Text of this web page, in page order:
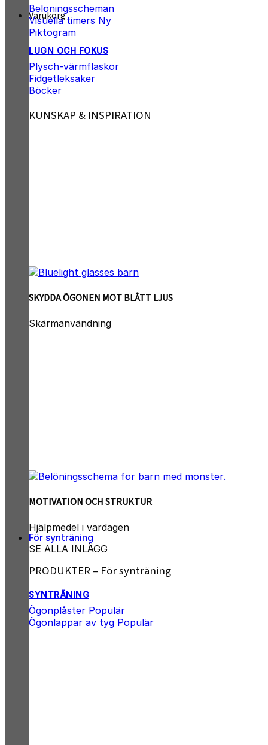
Varukorg
Belöningsscheman
Visuella timers
Piktogram
LUGN OCH FOKUS
Plysch-värmflaskor
Fidgetleksaker
Böcker
KUNSKAP & INSPIRATION
SKYDDA ÖGONEN MOT BLÅTT LJUS
Skärmanvändning
MOTIVATION OCH STRUKTUR
Hjälpmedel i vardagen
SE ALLA INLÄGG
För synträning
PRODUKTER – För synträning
SYNTRÄNING
Ögonplåster
Ögonlappar av tyg